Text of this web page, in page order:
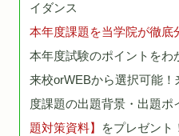
イダンス
本年度課題を当学院が徹底
本年度試験のポイントをわ
来校orWEBから選択可能
度課題の出題背景・出題ポ
題対策資料】
をプレゼント